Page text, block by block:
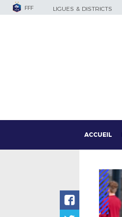
FFF LIGUES & DISTRICTS
ACCUEIL